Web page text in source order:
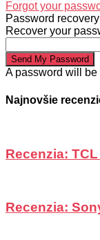
Forgot your
Password recovery
Recover your
A password will be
Najnovšie
Recenzia:
Recenzia: